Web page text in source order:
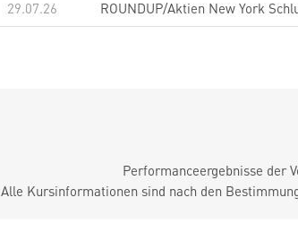
29.07.26
ROUNDUP/Aktien New York
Performanceergebnisse der
Alle Kursinformationen sind nach den